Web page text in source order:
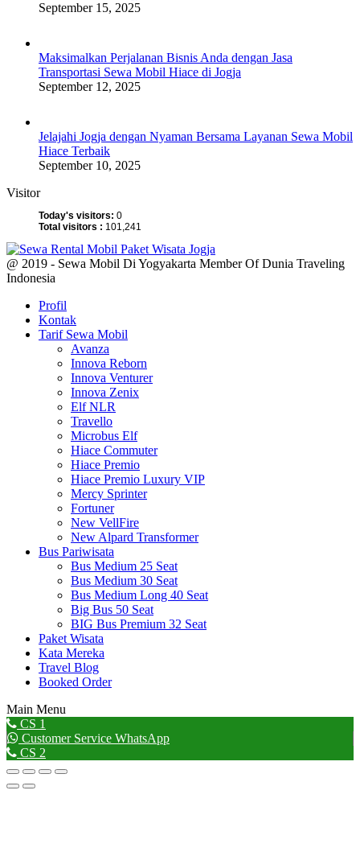
September 15, 2025
Maksimalkan Perjalanan Bisnis Anda dengan Jasa
Transportasi Sewa Mobil Hiace di Jogja
September 12, 2025
Jelajahi Jogja dengan Nyaman Bersama Layanan Sewa Mobil
Hiace Terbaik
September 10, 2025
Visitor
Today's visitors: 0
Total visitors : 101,241
@ 2019 - Sewa Mobil Di Yogyakarta Member Of Dunia Traveling
Indonesia
Profil
Kontak
Tarif Sewa Mobil
Avanza
Innova Reborn
Innova Venturer
Innova Zenix
Elf NLR
Travello
Microbus Elf
Hiace Commuter
Hiace Premio
Hiace Premio Luxury VIP
Mercy Sprinter
Fortuner
New VellFire
New Alpard Transformer
Bus Pariwisata
Bus Medium 25 Seat
Bus Medium 30 Seat
Bus Medium Long 40 Seat
Big Bus 50 Seat
BIG Bus Premium 32 Seat
Paket Wisata
Kata Mereka
Travel Blog
Booked Order
Main Menu
Go
to
Top
CS 1
Customer Service WhatsApp
CS 2